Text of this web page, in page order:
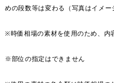
めの段数等は変わる（写真はイメー
※時価相場の素材を使用のため、内
※部位の指定はできません